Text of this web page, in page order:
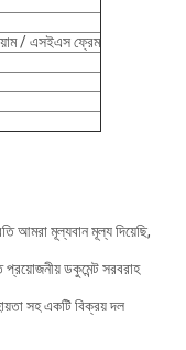
/ এসইএস ফ্রেম
আমরা মূল্যবান মূল্য দিয়েছি,
ডকুমেন্ট সরবরাহ
সহ একটি বিক্রয় দল